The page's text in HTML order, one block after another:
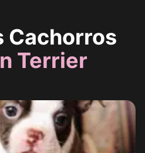
Cachorros
Terrier